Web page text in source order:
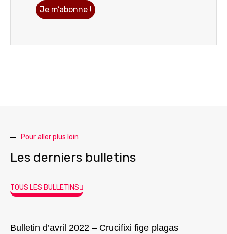
Pour aller plus loin
Les derniers bulletins
TOUS LES BULLETINS
Bulletin d’avril 2022 – Crucifixi fige plagas